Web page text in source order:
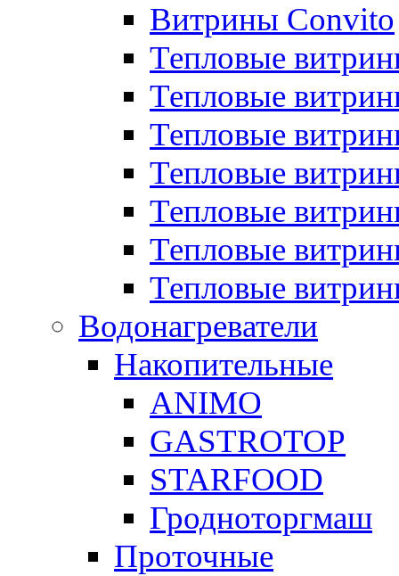
Витрины Convito
Тепловые
Тепловые
Тепловые
Тепловые
Тепловые
Тепловые
Тепловые
Водонагреватели
Накопительные
ANIMO
GASTROTOP
STARFOOD
Гродноторгмаш
Проточные